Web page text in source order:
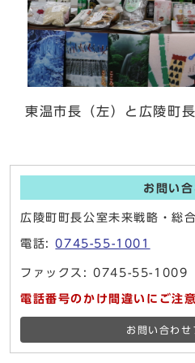
東温市長（左）と広陵町
お問い合
広陵町町長公室未来戦略・総
電話:0745-55-1001
ファックス: 0745-55-1009
電話番号のかけ間違いにご注
お問い合わせ